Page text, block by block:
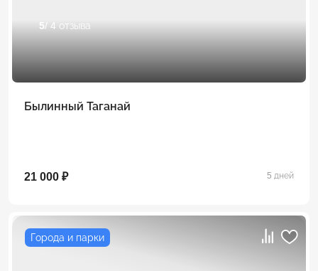
5/ 4 отзыва
Былинный Таганай
21 000 ₽ 5 дней
Города и парки